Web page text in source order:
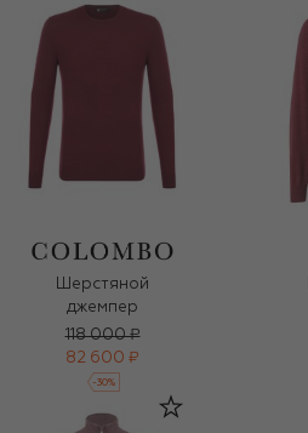
Шерстяной
джемпер
118 000 ₽
82 600 ₽
-30%